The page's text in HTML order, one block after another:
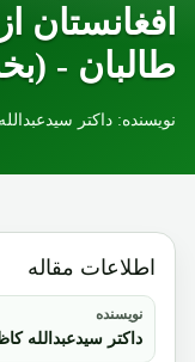
افغانستان
طالبان -
نویسنده: داکتر سیدعبدالله کاظم |
اطلاعات مقاله
نویسنده
داکتر سیدعبدالله